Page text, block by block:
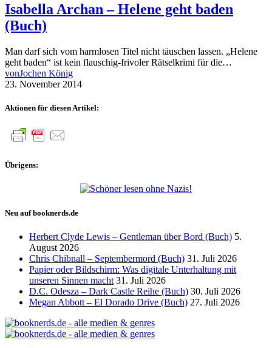
Isabella Archan – Helene geht baden
(Buch)
Man darf sich vom harmlosen Titel nicht täuschen lassen. „Helene
geht baden“ ist kein flauschig-frivoler Rätselkrimi für die…
vonJochen König
23. November 2014
Aktionen für diesen Artikel:
Übrigens:
Neu auf booknerds.de
Herbert Clyde Lewis – Gentleman über Bord (Buch) 5.
August 2026
Chris Chibnall – Septembermord (Buch) 31. Juli 2026
Papier oder Bildschirm: Was digitale Unterhaltung mit
unseren Sinnen macht 31. Juli 2026
D.C. Odesza – Dark Castle Reihe (Buch) 30. Juli 2026
Megan Abbott – El Dorado Drive (Buch) 27. Juli 2026